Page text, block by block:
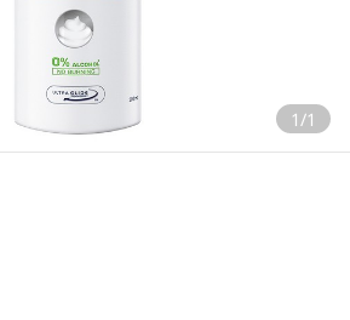
1/1